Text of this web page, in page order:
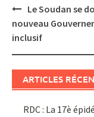
Post
navigation
Le Soudan se
nouveau
inclusif
ARTICLES
RDC : La 17è